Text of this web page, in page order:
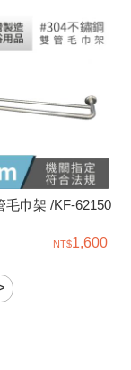
毛巾架 /KF-62150
1,600